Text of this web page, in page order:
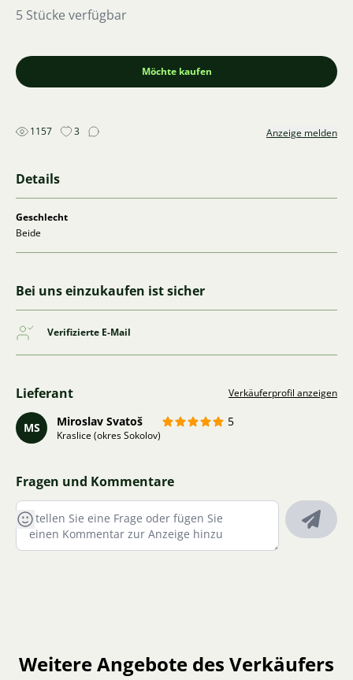
5 Stücke verfügbar
Möchte kaufen
1157 3 Anzeige melden
Details
Geschlecht
Beide
Bei uns einzukaufen ist sicher
Verifizierte E-Mail
Lieferant Verkäuferprofil anzeigen
MS Miroslav Svatoš 5
Kraslice (okres Sokolov)
Fragen und Kommentare
Weitere Angebote des Verkäufers